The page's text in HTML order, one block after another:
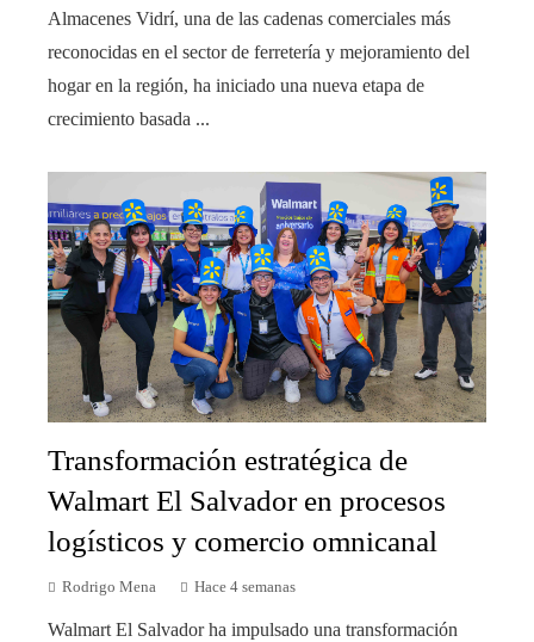
Almacenes Vidrí, una de las cadenas comerciales más
reconocidas en el sector de ferretería y mejoramiento del
hogar en la región, ha iniciado una nueva etapa de
crecimiento basada ...
Transformación estratégica de
Walmart El Salvador en procesos
logísticos y comercio omnicanal
Rodrigo Mena Hace 4 semanas
Walmart El Salvador ha impulsado una transformación